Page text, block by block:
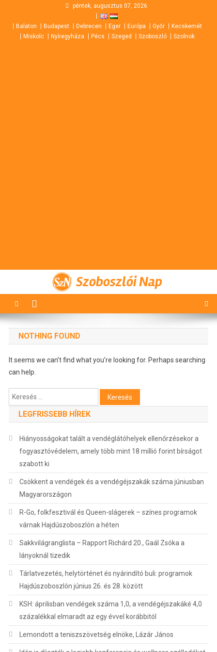
content
péntek, augusztus 07, 2026
Balaton Budapest Debrecen Eger Európa Győr
Kecskemét
Miskolc
Nyíregyháza Pécs Szeged Szoboszló Szolnok
Szoboszlói Nap
NOTHING FOUND
It seems we can’t find what you’re looking for. Perhaps searching
can help.
Keresés:
LEGFRISSEBB HÍREK
Hiányosságokat talált a vendéglátóhelyek ellenőrzésekor a
fogyasztóvédelem, amely több mint 18 millió forint bírságot
szabott ki
Csökkent a vendégek és a vendégéjszakák száma júniusban
Magyarországon
R-Go, folkfesztivál és Queen-slágerek – színes programok
várnak Hajdúszoboszlón a héten
Sakkvilágranglista – Rapport Richárd 20., Gaál Zsóka a
lányoknál tizedik
Tárlatvezetés, helytörténet és nyárindító buli: programok
Hajdúszoboszlón június 26. és 28. között
KSH: áprilisban vendégek száma 1,0, a vendégéjszakáké 4,0
százalékkal elmaradt az egy évvel korábbitól
Lemondott a teniszszövetség elnöke, Lázár János